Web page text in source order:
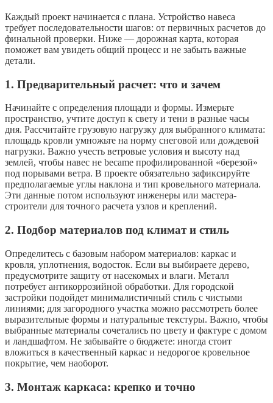
Каждый проект начинается с плана. Устройство навеса
требует последовательности шагов: от первичных расчетов до
финальной проверки. Ниже — дорожная карта, которая
поможет вам увидеть общий процесс и не забыть важные
детали.
1. Предварительный расчет: что и зачем
Начинайте с определения площади и формы. Измерьте
пространство, учтите доступ к свету и тени в разные часы
дня. Рассчитайте грузовую нагрузку для выбранного климата:
площадь кровли умножьте на норму снеговой или дождевой
нагрузки. Важно учесть ветровые условия и высоту над
землей, чтобы навес не became профилированной «березой»
под порывами ветра. В проекте обязательно зафиксируйте
предполагаемые углы наклона и тип кровельного материала.
Эти данные потом используют инженеры или мастера-
строители для точного расчета узлов и креплений.
2. Подбор материалов под климат и стиль
Определитесь с базовым набором материалов: каркас и
кровля, уплотнения, водосток. Если вы выбираете дерево,
предусмотрите защиту от насекомых и влаги. Металл
потребует антикоррозийной обработки. Для городской
застройки подойдет минималистичный стиль с чистыми
линиями; для загородного участка можно рассмотреть более
выразительные формы и натуральные текстуры. Важно, чтобы
выбранные материалы сочетались по цвету и фактуре с домом
и ландшафтом. Не забывайте о бюджете: иногда стоит
вложиться в качественный каркас и недорогое кровельное
покрытие, чем наоборот.
3. Монтаж каркаса: крепко и точно